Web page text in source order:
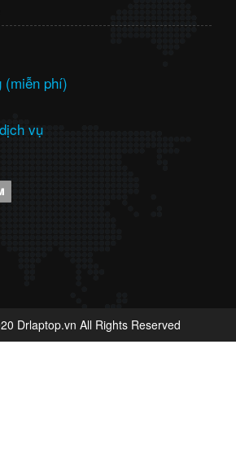
(miễn phí)
vụ
Drlaptop.vn All Rights Reserved